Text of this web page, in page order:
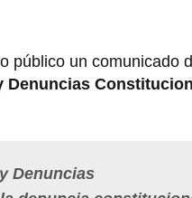
público un comunicado
Denuncias